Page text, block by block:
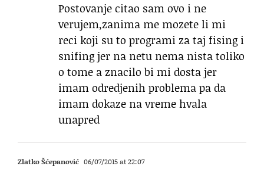
Postovanje citao sam ovo i ne
verujem,zanima me mozete li mi
reci koji su to programi za taj fising i
snifing jer na netu nema nista toliko
o tome a znacilo bi mi dosta jer
imam odredjenih problema pa da
imam dokaze na vreme hvala
unapred
Zlatko Šćepanović 06/07/2015 at 22:07